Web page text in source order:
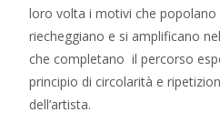
loro volta i motivi che popolano
riecheggiano e si amplificano
che completano il percorso
principio di circolarità e
dell’artista.